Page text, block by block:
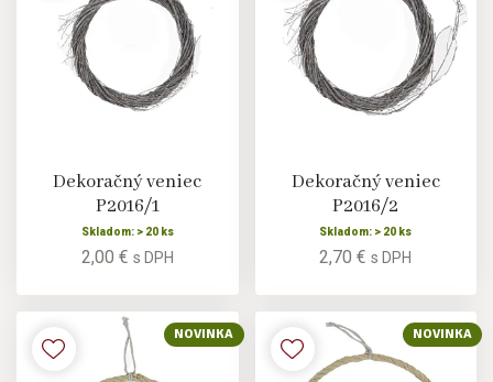
Dekoračný veniec
P2016/1
Skladom: > 20 ks
2,00 € s DPH
Dekoračný veniec
P2016/2
Skladom: > 20 ks
2,70 €s DPH
NOVINKA NOVINKA